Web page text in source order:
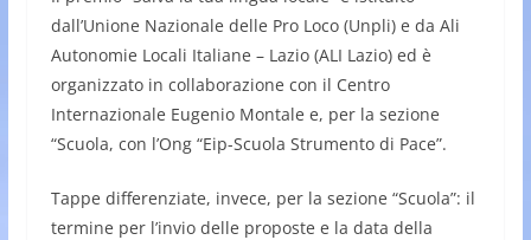
dall’Unione Nazionale delle Pro Loco (Unpli) e da Ali
Autonomie Locali Italiane – Lazio (ALI Lazio) ed è
organizzato in collaborazione con il Centro
Internazionale Eugenio Montale e, per la sezione
“Scuola, con l’Ong “Eip-Scuola Strumento di Pace”.
Tappe differenziate, invece, per la sezione “Scuola”: il
termine per l’invio delle proposte e la data della